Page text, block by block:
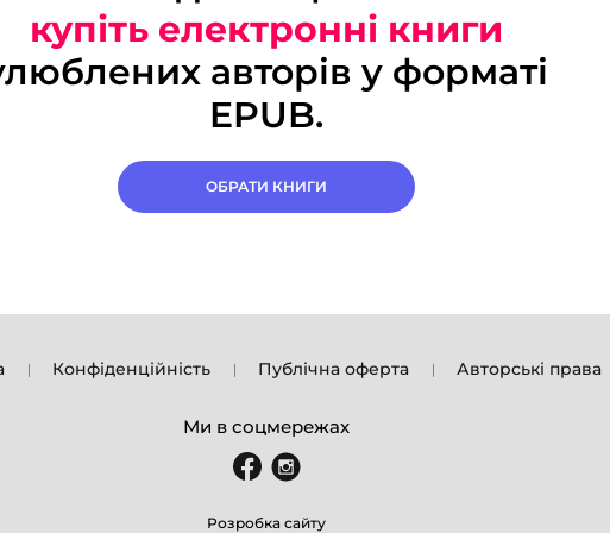
купіть електронні книги
авторів у форматі
EPUB.
ОБРАТИ КНИГИ
Конфіденційність Публічна оферта Авторські права
Ми в соцмережах
Розробка сайту